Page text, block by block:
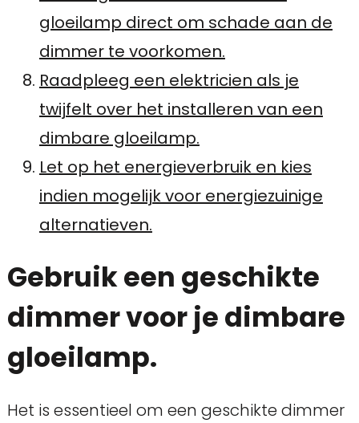
gloeilamp direct om schade aan de
dimmer te voorkomen.
Raadpleeg een elektricien als je
twijfelt over het installeren van een
dimbare gloeilamp.
Let op het energieverbruik en kies
indien mogelijk voor energiezuinige
alternatieven.
Gebruik een geschikte
dimmer voor je dimbare
gloeilamp.
Het is essentieel om een geschikte dimmer